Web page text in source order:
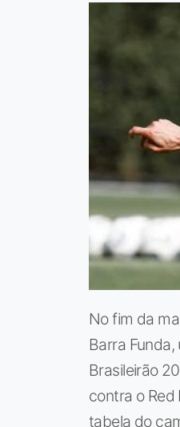
No fim da
Barra
Brasileirão
contra o
tabela do